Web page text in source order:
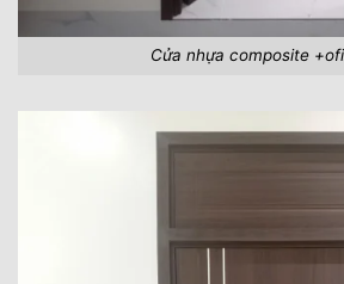
Cửa nhựa composite